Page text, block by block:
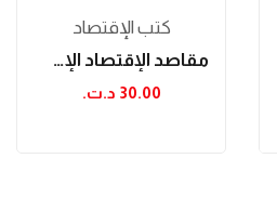
كتب الإقتصاد
مقاصد الإقتصاد الإسلامي
30.00 د.ت.‏